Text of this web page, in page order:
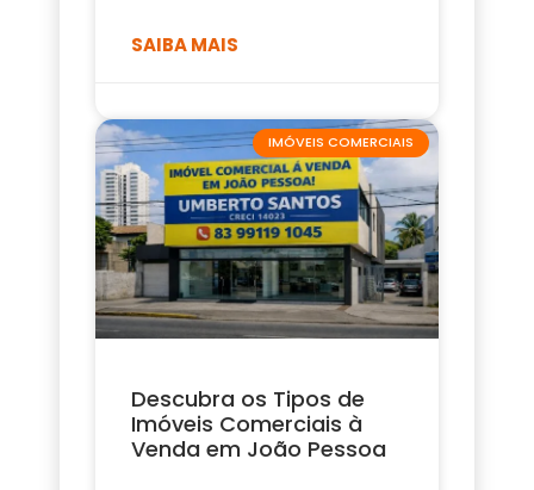
SAIBA MAIS
IMÓVEIS COMERCIAIS
Descubra os Tipos de
Imóveis Comerciais à
Venda em João Pessoa